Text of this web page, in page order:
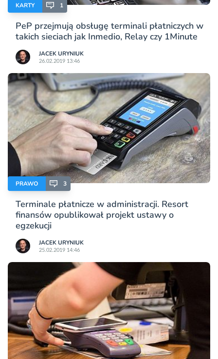
KARTY 1
PeP przejmują obsługę terminali płatniczych w
takich sieciach jak Inmedio, Relay czy 1Minute
JACEK URYNIUK
26.02.2019 13:46
PRAWO 3
Terminale płatnicze w administracji. Resort
finansów opublikował projekt ustawy o
egzekucji
JACEK URYNIUK
25.02.2019 14:46